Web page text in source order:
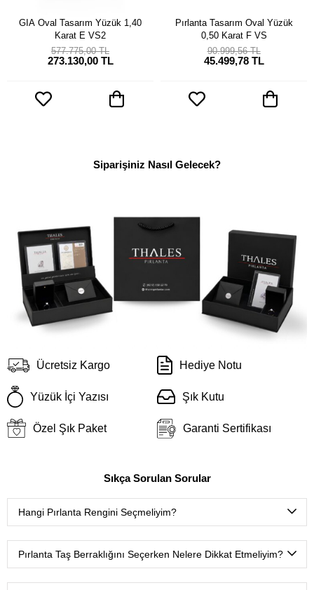
GIA Oval Tasarım Yüzük 1,40
Karat E VS2
273.130,00 TL
577.775,00 TL
Pırlanta Tasarım Oval Yüzük
0,50 Karat F VS
45.499,78 TL
90.999,56 TL
Siparişiniz Nasıl Gelecek?
Ücretsiz Kargo Hediye Notu
Yüzük İçi Yazısı Şık Kutu
Özel Şık Paket Garanti Sertifikası
Sıkça Sorulan Sorular
Hangi Pırlanta Rengini Seçmeliyim?
D color(Çok nadir bulunan ekstra beyaz),E color(Nadir
bulunan ekstra beyaz),F color(Ekstra beyaz),G color
(Beyaz Plus),H color(Beyaz),I color(Çok hafif renkli
beyaz),J color(Hafif renkli beyaz),K color(Renkli beyaz),
Pırlanta Taş Berraklığını Seçerken Nelere Dikkat Etmeliyim?
FL-IF(Tertemiz, çok nadir bulunur.),VVS(Mikroskop